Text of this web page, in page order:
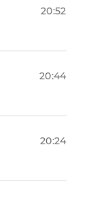
20:52
20:44
20:24